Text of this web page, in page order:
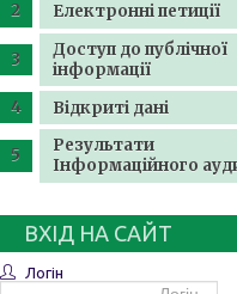
Електронні петиції
Доступ до публічної
інформації
Відкриті дані
Результати
Інформаційного
ВХІД НА САЙТ
Логін